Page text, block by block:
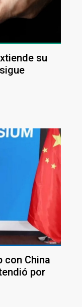
su
con China
por